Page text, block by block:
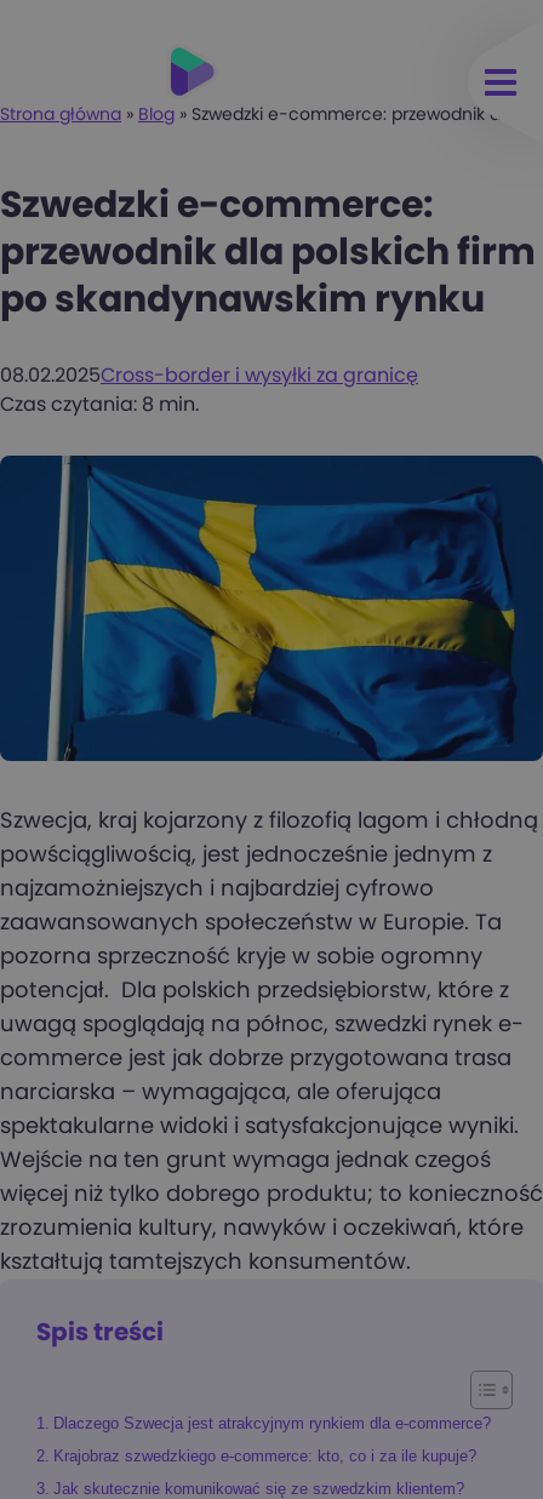
Strona główna » Blog » Szwedzki e-commerce: przewodnik dla
Szwedzki e-commerce:
przewodnik dla polskich firm
po skandynawskim rynku
08.02.2025Cross-border i wysyłki za granicę
Czas czytania: 8 min.
Szwecja, kraj kojarzony z filozofią lagom i chłodną
powściągliwością, jest jednocześnie jednym z
najzamożniejszych i najbardziej cyfrowo
zaawansowanych społeczeństw w Europie. Ta
pozorna sprzeczność kryje w sobie ogromny
potencjał. Dla polskich przedsiębiorstw, które z
uwagą spoglądają na północ, szwedzki rynek e-
commerce jest jak dobrze przygotowana trasa
narciarska – wymagająca, ale oferująca
spektakularne widoki i satysfakcjonujące wyniki.
Wejście na ten grunt wymaga jednak czegoś
więcej niż tylko dobrego produktu; to konieczność
zrozumienia kultury, nawyków i oczekiwań, które
kształtują tamtejszych konsumentów.
Spis treści
Dlaczego Szwecja jest atrakcyjnym rynkiem dla e-commerce?
Krajobraz szwedzkiego e-commerce: kto, co i za ile kupuje?
Jak skutecznie komunikować się ze szwedzkim klientem?